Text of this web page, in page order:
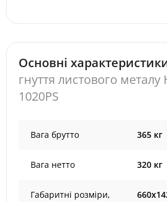
Основні
гнуття листового
1020PS
Вага брутто 365 кг
Вага нетто 320 кг
Габаритні розміри,